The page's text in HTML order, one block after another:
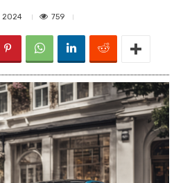
2024 759